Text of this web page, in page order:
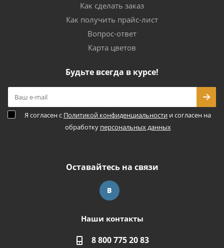
Как сделать заказ
Как получить прайс-лист
Вопрос-ответ
Карта цветов
Будьте всегда в курсе!
Я согласен с Политикой конфиденциальности и согласен на
обработку персональных данных
Оставайтесь на связи
Наши контакты
8 800 775 20 83